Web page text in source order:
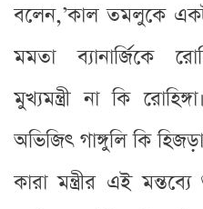
বলেন,’কাল তমলুকে
মমতা ব্যানার্জিকে
মুখ্যমন্ত্রী না কি
অভিজিৎ গাঙ্গুলি কি
কারা মন্ত্রীর এই